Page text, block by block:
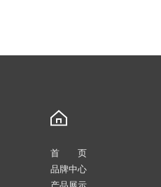
首 页
品牌中心